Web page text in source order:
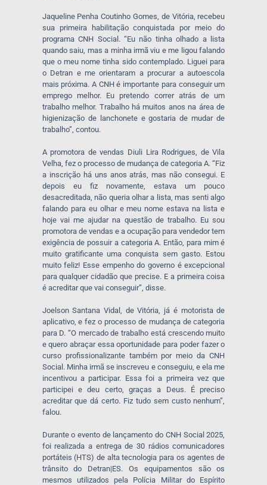
Jaqueline Penha Coutinho Gomes, de Vitória, recebeu
sua primeira habilitação conquistada por meio do
programa CNH Social. “Eu não tinha olhado a lista
quando saiu, mas a minha irmã viu e me ligou falando
que o meu nome tinha sido contemplado. Liguei para
o Detran e me orientaram a procurar a autoescola
mais próxima. A CNH é importante para conseguir um
emprego melhor. Eu pretendo correr atrás de um
trabalho melhor. Trabalho há muitos anos na área de
higienização de lanchonete e gostaria de mudar de
trabalho”, contou.
A promotora de vendas Diuli Lira Rodrigues, de Vila
Velha, fez o processo de mudança de categoria A. “Fiz
a inscrição há uns anos atrás, mas não consegui. E
depois eu fiz novamente, estava um pouco
desacreditada, não queria olhar a lista, mas senti algo
falando para eu olhar e meu nome estava na lista e
hoje vai me ajudar na questão de trabalho. Eu sou
promotora de vendas e a ocupação para vendedor tem
exigência de possuir a categoria A. Então, para mim é
muito gratificante uma conquista sem gasto. Estou
muito feliz! Esse empenho do governo é excepcional
para qualquer cidadão que precise. E a primeira coisa
é acreditar que vai conseguir”, disse.
Joelson Santana Vidal, de Vitória, já é motorista de
aplicativo, e fez o processo de mudança de categoria
para D. “O mercado de trabalho está crescendo muito
e quero abraçar essa oportunidade para poder fazer o
curso profissionalizante também por meio da CNH
Social. Minha irmã se inscreveu e conseguiu, e ela me
incentivou a participar. Essa foi a primeira vez que
participei e deu certo, graças a Deus. É preciso
acreditar que dá certo. Fiz tudo sem custo nenhum”,
falou.
Durante o evento de lançamento do CNH Social 2025,
foi realizada a entrega de 30 rádios comunicadores
portáteis (HTS) de alta tecnologia para os agentes de
trânsito do Detran|ES. Os equipamentos são os
mesmos utilizados pela Polícia Militar do Espírito